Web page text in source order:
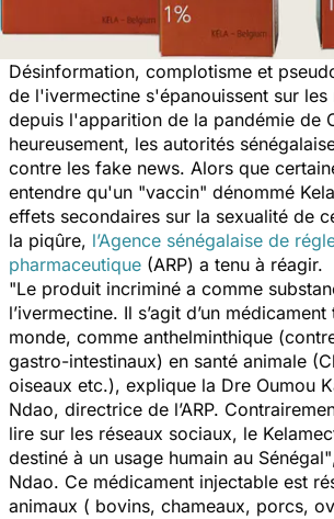
Désinformation, complotisme et
de l'ivermectine s'épanouissent sur les
depuis l'apparition de la pandémie de
heureusement, les autorités
contre les fake news. Alors que
entendre qu'un "vaccin" dénommé
effets secondaires sur la sexualité de
la piqûre, l’Agence sénégalaise de
pharmaceutique (ARP) a tenu à réagir.
"Le produit incriminé a comme
l’ivermectine. Il s’agit d’un
monde, comme anthelminthique
gastro-intestinaux) en santé animale
oiseaux etc.), explique la Dre Oumou
Ndao, directrice de l’ARP.
lire sur les réseaux sociaux, le
destiné à un usage humain au Sénégal"
Ndao. Ce médicament injectable est
animaux ( bovins, chameaux, porcs,